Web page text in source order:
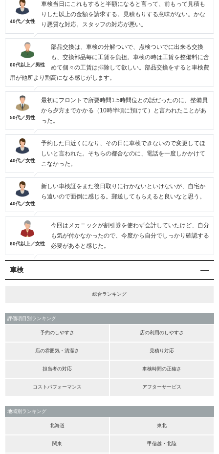
40代／女性
車検当日にこれもすると半額になると言って、前もって見積も
りした以上の金額を請求する。見積もりする意味がない。かな
り悪質な対応。スタッフの対応が悪い。
60代以上／男性
部品交換は、車検の分解ついで、点検ついでに出来る交換
も、交換部品毎に工賃を負担。車検の時は工賃を整備料に含
めて個々の工賃は排除して欲しい。部品交換をすると車検費
用が他所より割高になる感じがします。
50代／男性
最初にフロントで所要時間1.5時間位との話だったのに、整備員
から夕方までかかる（10時半頃に預けて）と言われたことがあ
った。
40代／女性
予約した日近くになり、その日に車検できないので変更してほ
しいと言われた。そちらの都合なのに、電話を一度しかかけて
こなかった。
40代／女性
新しい車検証をまた後日取りに行かないといけないが、自宅か
ら遠いので面倒に感じる。郵送してもらえると良いなと思う。
60代以上／女性
今回はメカニックが割引券を使わず会計していたけど、自分
も気が付かなかったので、今度から自分でしっかり確認する
必要があると感じた。
車検
総合ランキング
評価項目別ランキング
予約のしやすさ 店の利用のしやすさ
店の雰囲気・清潔さ 見積り対応
担当者の対応 車検時間の正確さ
コストパフォーマンス アフターサービス
地域別ランキング
北海道 東北
関東 甲信越・北陸